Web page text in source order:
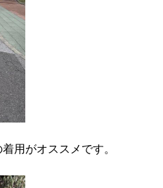
用がオススメです。